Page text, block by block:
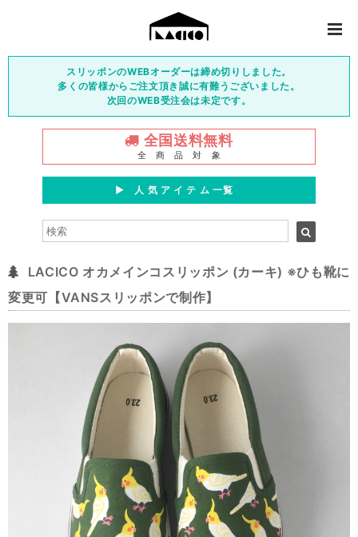
スリッポンのWEBオーダーは締め切りしました。
多くの皆様からご注文頂き誠に有難うございました。
次回のWEB受注会は未定です。
全国送料無料
全 商 品 対 象
▶︎ 人 気 ア イ テ ム 一覧
LACICO オカメインコスリッポン (カーキ) ※ひも靴に
変更可【VANSスリッポンで制作】